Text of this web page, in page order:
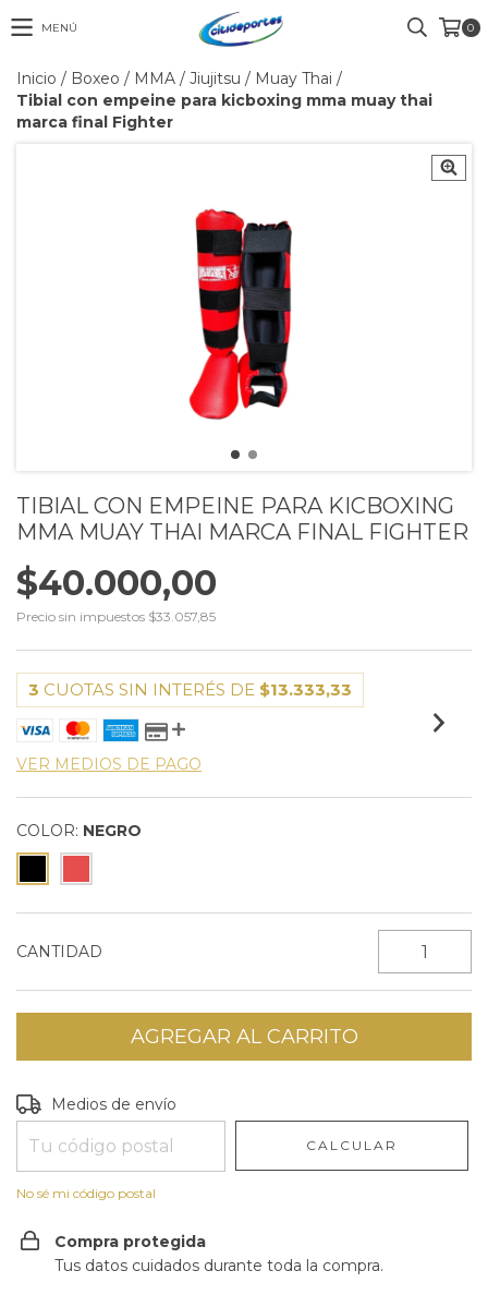
MENÚ 0
Inicio / Boxeo / MMA / Jiujitsu / Muay Thai /
Tibial con empeine para kicboxing mma muay thai
marca final Fighter
TIBIAL CON EMPEINE PARA KICBOXING
MMA MUAY THAI MARCA FINAL FIGHTER
$40.000,00
Precio sin impuestos $33.057,85
3 CUOTAS SIN INTERÉS DE $13.333,33
VER MEDIOS DE PAGO
COLOR: NEGRO
CANTIDAD
Entregas para el CP:
Medios de envío
CALCULAR
No sé mi código postal
Compra protegida
Tus datos cuidados durante toda la compra.